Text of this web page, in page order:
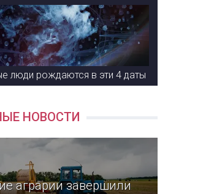
люди рождаются в эти 4 даты
НОВОСТИ
аграрии завершили